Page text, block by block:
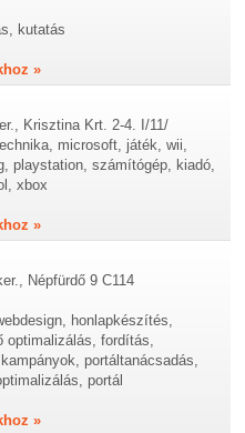
kutatás
»
Krisztina Krt. 2-4. I/11/
microsoft, játék, wii,
playstation, számítógép, kiadó,
xbox
»
Népfürdő 9 C114
honlapkészítés,
optimalizálás, fordítás,
portáltanácsadás,
portál
»